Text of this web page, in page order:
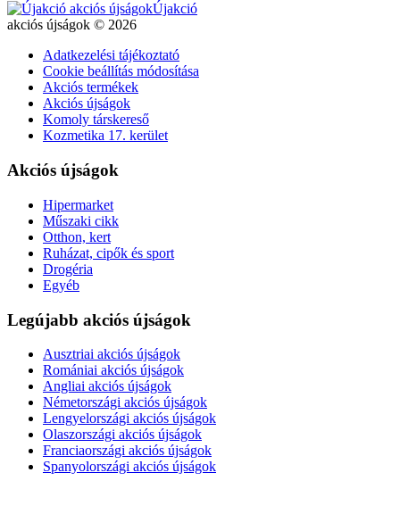
Újakció
akciós újságok © 2026
Adatkezelési tájékoztató
Cookie beállítás módosítása
Akciós termékek
Akciós újságok
Komoly társkereső
Kozmetika 17. kerület
Akciós újságok
Hipermarket
Műszaki cikk
Otthon, kert
Ruházat, cipők és sport
Drogéria
Egyéb
Legújabb akciós újságok
Ausztriai akciós újságok
Romániai akciós újságok
Angliai akciós újságok
Németországi akciós újságok
Lengyelországi akciós újságok
Olaszországi akciós újságok
Franciaországi akciós újságok
Spanyolországi akciós újságok